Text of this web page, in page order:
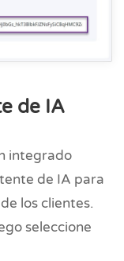
de IA
integrado
de IA para
los clientes.
seleccione